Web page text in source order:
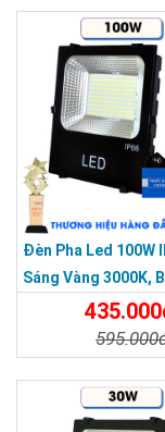
Đèn Pha Led 100W
Sáng Vàng 3000K,